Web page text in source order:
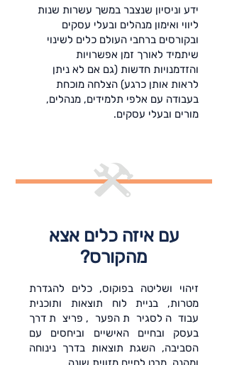
ידע וניסיון שנצבר במשך עשרות שנות
ליווי ואימון מנהלים ובעלי עסקים
ובקורסים ברחבי העולם כלים לשינוי
שיתמיד לאורך זמן אפשרויות
והזדמנויות חדשות (גם אם לא ניתן
לראות אותן כרגע) הצלחה מוכחת
בעבודה עם אלפי תלמידים, מנהלים,
מורים ובעלי עסקים.
עם איזה כלים אצא
מהקורס?
זיהוי ושליטה בפוקוס, כלים להגדרת
מטרות, בניית לוח תוצאות ותוכנית
עבודה לסגירת הפער, פריצת דרך
בעסק ובחיים האישיים וביחסים עם
הסביבה, השגת תוצאות בדרך נינוחה